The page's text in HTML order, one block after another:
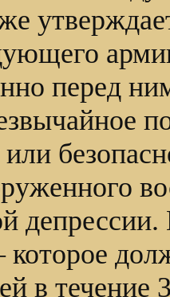
перед
или
в течение